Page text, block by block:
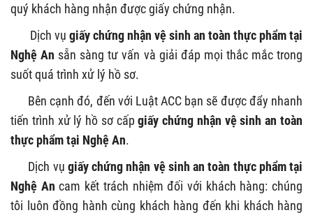
quý khách hàng nhận được giấy chứng nhận.
Dịch vụ giấy chứng nhận vệ sinh an toàn thực phẩm tại
Nghệ An sẵn sàng tư vấn và giải đáp mọi thắc mắc trong
suốt quá trình xử lý hồ sơ.
Bên cạnh đó, đến với Luật ACC bạn sẽ được đẩy nhanh
tiến trình xử lý hồ sơ cấpgiấy chứng nhận vệ sinh an toàn
thực phẩm tại Nghệ An.
Dịch vụ giấy chứng nhận vệ sinh an toàn thực phẩm tại
Nghệ An cam kết trách nhiệm đối với khách hàng: chúng
tôi luôn đồng hành cùng khách hàng đến khi khách hàng